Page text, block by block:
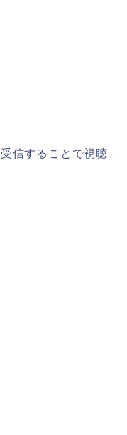
信することで視聴